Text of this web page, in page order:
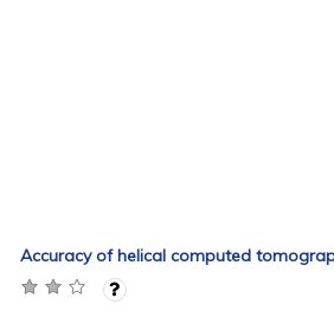
Accuracy of helical computed